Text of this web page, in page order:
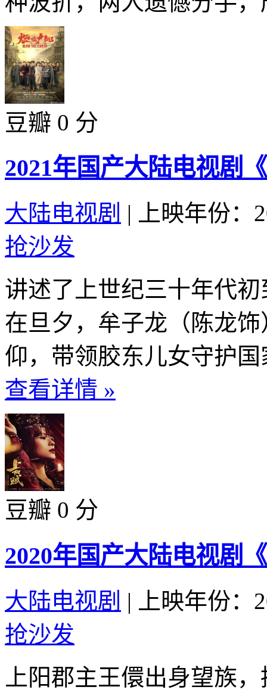
豆瓣 0 分
2021年国产大陆电视剧
大陆电视剧 |
上映年份：
抢沙发
讲述了上世纪三十年代
在旦夕，牟子龙（陈龙
仰，带领胶东儿女守护
查看详情 »
豆瓣 0 分
2020年国产大陆电视剧
大陆电视剧 |
上映年份：
抢沙发
上阳郡主王儇出身望族